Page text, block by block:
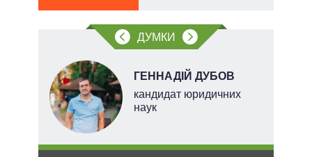
ДУМКИ
ГЕННАДІЙ ДУБОВ
кандидат юридичних
наук